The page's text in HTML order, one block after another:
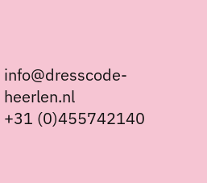
info@dresscode-
heerlen.nl
+31 (0)455742140